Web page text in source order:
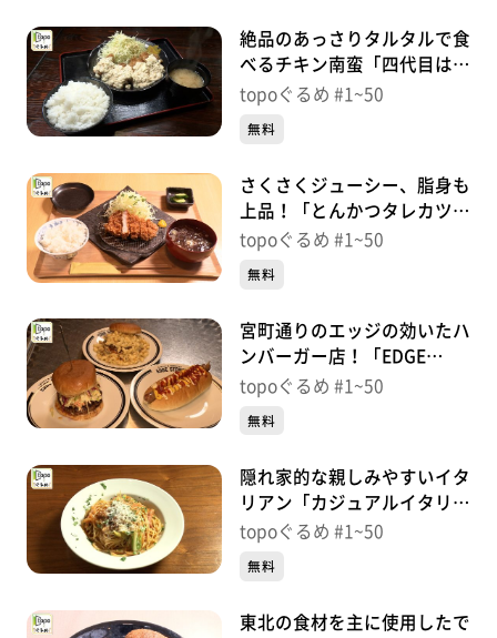
絶品のあっさりタルタルで食
べるチキン南蛮「四代目はし
もとや」（青葉区二日町）＃
topoぐるめ #1~50
無料
さくさくジューシー、脂身も
上品！「とんかつタレカツ大
福」（富谷市富谷大清水下）
topoぐるめ #1~50
無料
宮町通りのエッジの効いたハ
ンバーガー店！「EDGE
STORE」（青葉区宮町）＃
topoぐるめ #1~50
無料
隠れ家的な親しみやすいイタ
リアン「カジュアルイタリア
ン 翔～と～」（青葉区上
topoぐるめ #1~50
無料
東北の食材を主に使用したで